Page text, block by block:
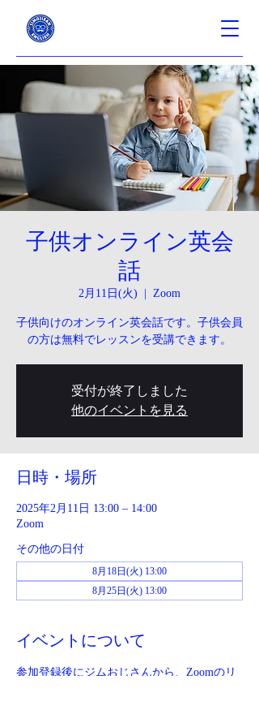
子供オンライン英会
話
2月11日(火) Zoom
子供向けのオンライン英会話です。子供会員
の方は無料でレッスンを受講できます。
受付が終了しました
他のイベントを見る
日時・場所
2025年2月11日 13:00 – 14:00
Zoom
その他の日付
8月18日(火) 13:00
8月25日(火) 13:00
イベントについて
参加登録後にジムおじさんから、Zoomのリ